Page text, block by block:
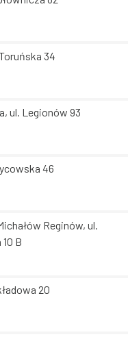
34
ul. Legionów 93
46
Reginów, ul.
B
20